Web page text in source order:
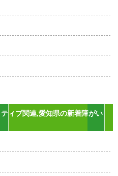
ィブ関連,愛知県の新着障がい